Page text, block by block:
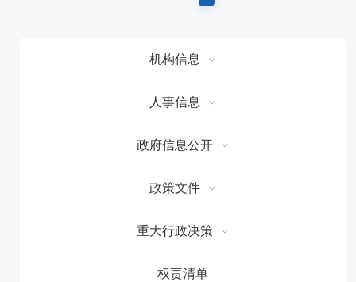
机构信息
人事信息
政府信息公开
政策文件
重大行政决策
权责清单